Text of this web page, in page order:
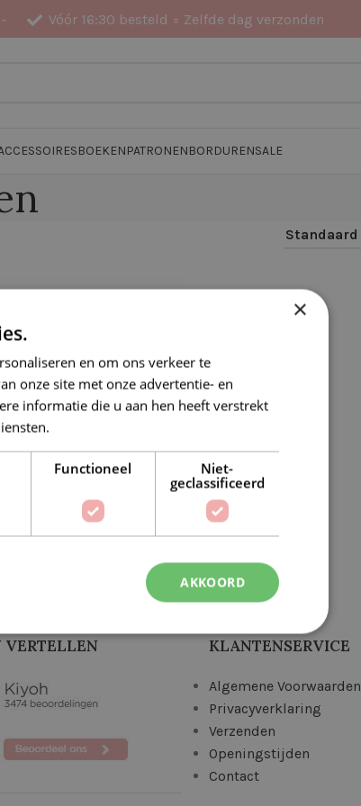
Vóór 16:30 besteld = Zelfde dag verzonden
BOEKENPATRONENBORDURENSALE
VERTELLEN KLANTENSERVICE
Algemene Voorwaarden
Privacyverklaring
Verzenden
Openingstijden
Contact
×
en om ons verkeer te
onze site met onze advertentie- en
informatie die u aan hen heeft verstrekt
Functioneel
Niet-
geclassificeerd
AKKOORD